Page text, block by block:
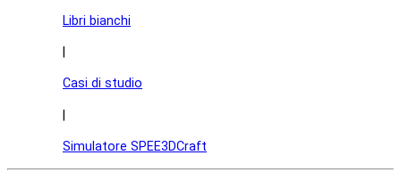
Libri bianchi
Casi di studio
|
Simulatore SPEE3DCraft